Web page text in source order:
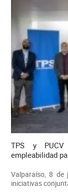
TPS y
empleabilidad
Valparaíso, 8 de
iniciativas